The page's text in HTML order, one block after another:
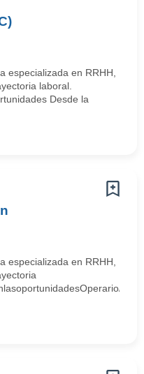
especializada en RRHH,
laboral.
Desde la
especializada en RRHH,
a